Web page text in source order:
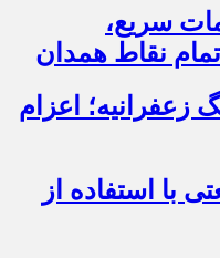
سریع،
نقاط همدان
زعفرانیه؛ اعزام
با استفاده از